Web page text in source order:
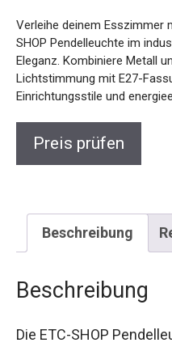
Verleihe deinem Esszimmer
SHOP Pendelleuchte im
Eleganz. Kombiniere Metall
Lichtstimmung mit E27-
Einrichtungsstile und
Preis prüfen
Beschreibung
Beschreibung
Die ETC-SHOP